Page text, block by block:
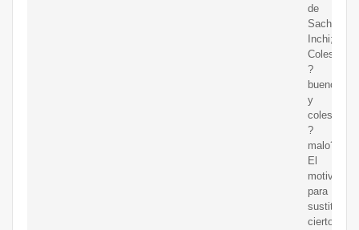
de
Sacha
Inchi;
Colesterol
?
bueno?
y
colesterol
?
malo?
El
motivo
para
sustituir
ciertos